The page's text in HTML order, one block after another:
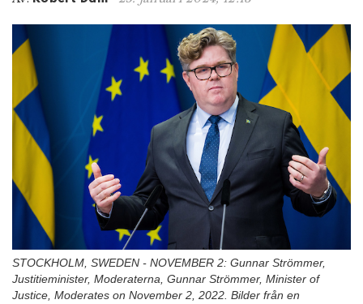
STOCKHOLM, SWEDEN - NOVEMBER 2: Gunnar Strömmer,
Justitieminister, Moderaterna, Gunnar Strömmer, Minister of
Justice, Moderates on November 2, 2022. Bilder från en